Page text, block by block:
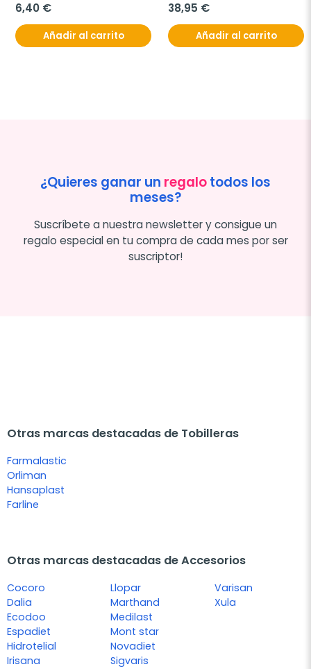
6,40 €
Añadir al carrito
38,95 €
Añadir al carrito
¿Quieres ganar un regalotodos los
meses?
Suscríbete a nuestra newsletter y consigue un
regalo especial en tu compra de cada mes por ser
suscriptor!
Otras marcas destacadas de Tobilleras
Farmalastic
Orliman
Hansaplast
Farline
Otras marcas destacadas de Accesorios
Cocoro
Dalia
Ecodoo
Espadiet
Hidrotelial
Irisana
Llopar
Marthand
Medilast
Mont star
Novadiet
Sigvaris
Varisan
Xula